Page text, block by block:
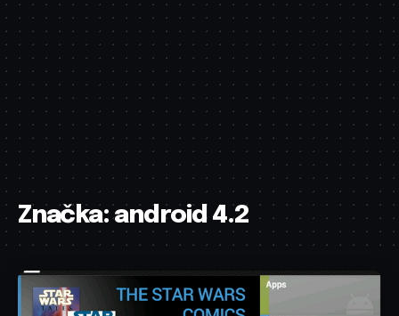
Značka:android 4.2